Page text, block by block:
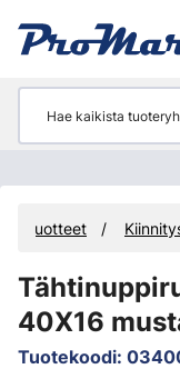
Tuotteet
40X16
Tuotekoodi: